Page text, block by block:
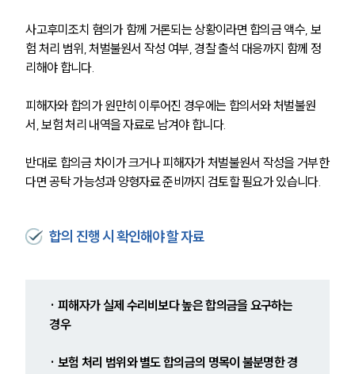
사고후미조치 혐의가 함께 거론되는 상황이라면 합의금 액수, 보
험 처리 범위, 처벌불원서 작성 여부, 경찰 출석 대응까지 함께 정
리해야 합니다.
피해자와 합의가 원만히 이루어진 경우에는 합의서와 처벌불원
서, 보험 처리 내역을 자료로 남겨야 합니다.
반대로 합의금 차이가 크거나 피해자가 처벌불원서 작성을 거부한
다면 공탁 가능성과 양형자료 준비까지 검토할 필요가 있습니다.
합의 진행 시 확인해야 할 자료
· 피해자가 실제 수리비보다 높은 합의금을 요구하는
경우
· 보험 처리 범위와 별도 합의금의 명목이 불분명한 경